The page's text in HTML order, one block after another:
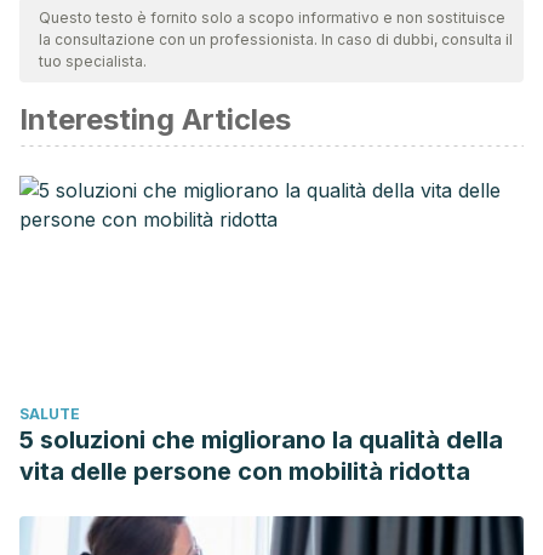
team per garantirne la qualità, l'affidabilità, l'attualità e la
validità. La bibliografia di questo articolo è stata considerata
Zhang, P., Whistler, R. L., BeMiller, J. N. and Hamaker, B. R.
2005. Banana starch:
production, physicochemical properties, and digestibility –
a review. Carbohydrate
Malaysian bananas (Musa sp.). Journal of Food
Composition and Analysis. 24(1): 1-10.
González, R., Lobo, M., and González, M.2010. Antioxidant
activity in banana peel
Questo testo è fornito solo a scopo informativo e non sostituisce
la consultazione con un professionista. In caso di dubbi, consulta il
tuo specialista.
Interesting Articles
SALUTE
5 soluzioni che migliorano la qualità della
vita delle persone con mobilità ridotta